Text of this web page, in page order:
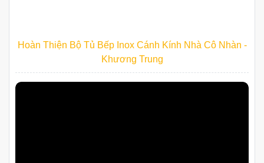
Hoàn Thiện Bộ Tủ Bếp Inox Cánh Kính Nhà Cô Nhàn -
Khương Trung